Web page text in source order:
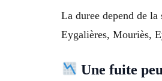
La duree depend de
Eygalières, Mouriès,
Une fuite